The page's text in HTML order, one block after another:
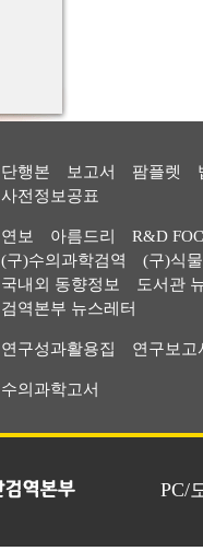
단행본 보고서 팜플렛
사전정보공표
연보 아름드리 R&D
(구)수의과학검역
(구)식
국내외 동향정보
도서관
검역본부 뉴스레터
연구성과활용집 연구보고
수의과학고서
PC/